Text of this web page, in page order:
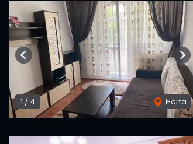
1 / 4 Harta
Previous Next